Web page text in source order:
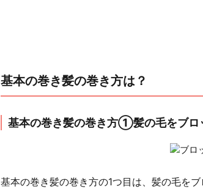
基本の巻き髪の巻き方は？
基本の巻き髪の巻き方①髪の毛をブロ
基本の巻き髪の巻き方の1つ目は、髪の毛を